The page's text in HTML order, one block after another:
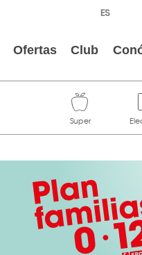
Ofertas Club